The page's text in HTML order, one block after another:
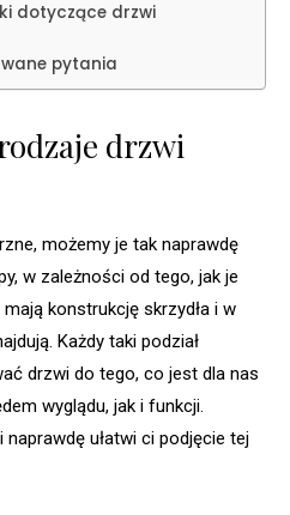
dotyczące drzwi
pytania
drzwi
możemy je tak naprawdę
w zależności od tego, jak je
konstrukcję skrzydła i w
Każdy taki podział
drzwi do tego, co jest dla nas
wyglądu, jak i funkcji.
ułatwi ci podjęcie tej